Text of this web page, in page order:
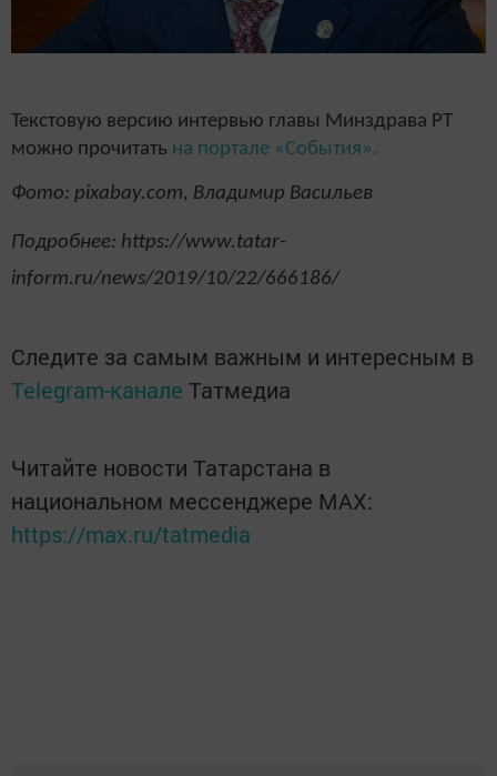
Текстовую версию интервью главы Минздрава РТ
можно прочитать на портале «События».
Фото: pixabay.com, Владимир Васильев
Подробнее: https://www.tatar-
inform.ru/news/2019/10/22/666186/
Следите за самым важным и интересным в
Telegram-канале Татмедиа
Читайте новости Татарстана в
национальном мессенджере MАХ:
https://max.ru/tatmedia